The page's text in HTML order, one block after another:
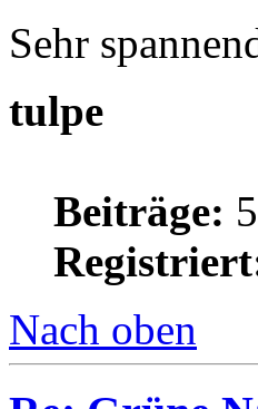
Sehr
tulpe
Beiträge: 5
Nach oben